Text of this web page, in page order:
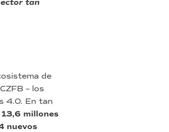
tan
de
– los
4.0. En tan
13,6 millones
nuevos